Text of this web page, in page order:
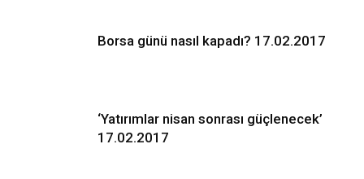
Borsa günü nasıl kapadı? 17.02.2017
‘Yatırımlar nisan sonrası güçlenecek’
17.02.2017